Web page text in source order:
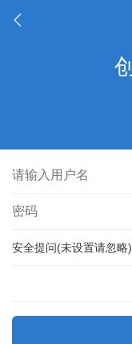
安全提问(未设置请忽略)